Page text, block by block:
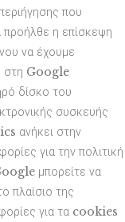
που
προήλθε η επίσκεψη
να έχουμε
στη Google
δίσκο του
συσκευής
ανήκει στην
για την πολιτική
μπορείτε να
πλαίσιο της
για τα cookies